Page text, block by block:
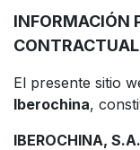
INFORMACIÓN
CONTRACTUAL
El presente sitio
Iberochina,
IBEROCHINA, S.A.